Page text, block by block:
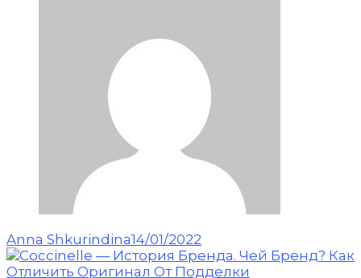
Anna Shkurindina14/01/2022